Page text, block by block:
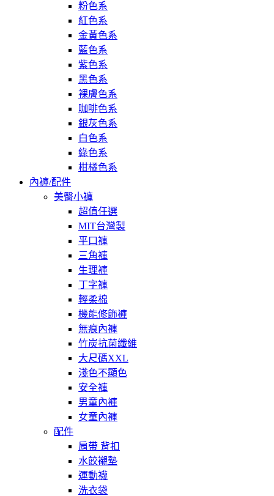
粉色系
紅色系
金黃色系
藍色系
紫色系
黑色系
裸膚色系
咖啡色系
銀灰色系
白色系
綠色系
柑橘色系
內褲/配件
美臀小褲
超值任選
MIT台灣製
平口褲
三角褲
生理褲
丁字褲
輕柔棉
機能修飾褲
無痕內褲
竹炭抗菌纖維
大尺碼XXL
淺色不顯色
安全褲
男童內褲
女童內褲
配件
肩帶 背扣
水餃襯墊
運動襪
洗衣袋